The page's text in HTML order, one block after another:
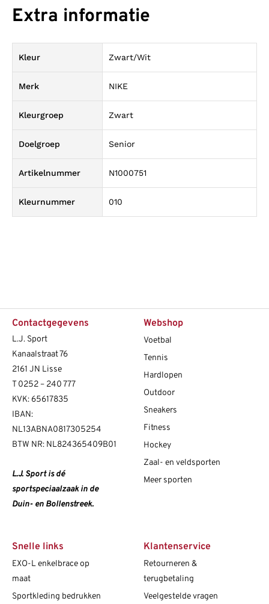
Extra informatie
Kleur Zwart/Wit
Merk NIKE
Kleurgroep Zwart
Doelgroep Senior
Artikelnummer N1000751
Kleurnummer 010
Contactgegevens
L.J. Sport
Kanaalstraat 76
2161 JN Lisse
T 0252 – 240 777
KVK: 65617835
IBAN:
NL13ABNA0817305254
BTW NR: NL824365409B01
L.J. Sport is dé
sportspeciaalzaak in de
Duin- en Bollenstreek.
Webshop
Voetbal
Tennis
Hardlopen
Outdoor
Sneakers
Fitness
Hockey
Zaal- en veldsporten
Meer sporten
Snelle links
EXO-L enkelbrace op
maat
Sportkleding bedrukken
Klantenservice
Retourneren &
terugbetaling
Veelgestelde vragen